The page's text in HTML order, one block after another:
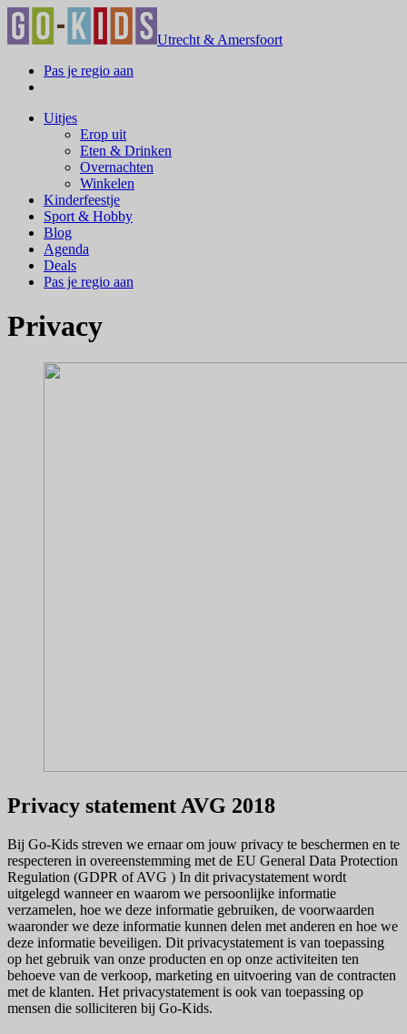
Utrecht & Amersfoort
Pas je regio aan
Uitjes
Erop uit
Eten & Drinken
Overnachten
Winkelen
Kinderfeestje
Sport & Hobby
Blog
Agenda
Deals
Pas je regio aan
Privacy
Privacy statement AVG 2018
Bij Go-Kids streven we ernaar om jouw privacy te beschermen en te
respecteren in overeenstemming met de EU General Data Protection
Regulation (GDPR of AVG ) In dit privacystatement wordt
uitgelegd wanneer en waarom we persoonlijke informatie
verzamelen, hoe we deze informatie gebruiken, de voorwaarden
waaronder we deze informatie kunnen delen met anderen en hoe we
deze informatie beveiligen. Dit privacystatement is van toepassing
op het gebruik van onze producten en op onze activiteiten ten
behoeve van de verkoop, marketing en uitvoering van de contracten
met de klanten. Het privacystatement is ook van toepassing op
mensen die solliciteren bij Go-Kids.